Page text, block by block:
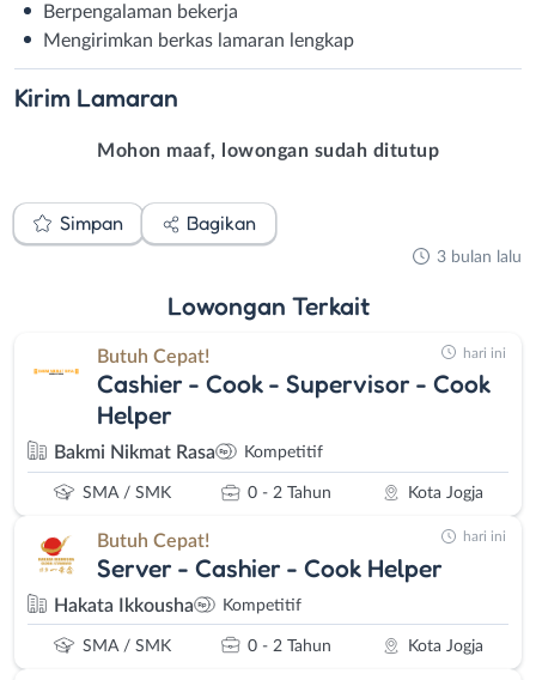
Berpengalaman bekerja
Mengirimkan berkas lamaran lengkap
Kirim Lamaran
Mohon maaf, lowongan sudah ditutup
Simpan Bagikan
3 bulan lalu
Lowongan Terkait
Butuh Cepat!
Cashier - Cook - Supervisor - Cook
Helper
Bakmi Nikmat Rasa Kompetitif
SMA / SMK 0 - 2 Tahun Kota Jogja
hari ini
Butuh Cepat!
Server - Cashier - Cook Helper
Hakata Ikkousha Kompetitif
SMA / SMK 0 - 2 Tahun Kota Jogja
hari ini